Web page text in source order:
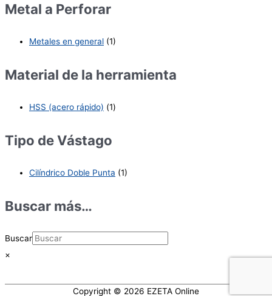
Metal a Perforar
Metales en general (1)
Material de la herramienta
HSS (acero rápido) (1)
Tipo de Vástago
Cilíndrico Doble Punta (1)
Buscar más…
Buscar
×
Copyright © 2026 EZETA Online